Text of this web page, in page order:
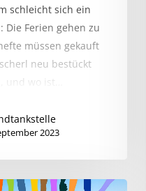
schleicht sich ein
Die Ferien gehen zu
müssen gekauft
neu bestückt
und wo ist…
2023